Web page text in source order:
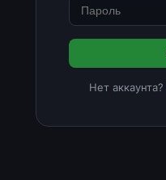
Нет аккаунта?